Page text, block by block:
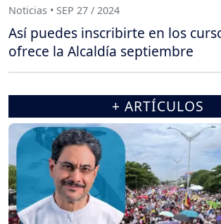
Noticias • SEP 27 / 2024
Así puedes inscribirte en los
ofrece la Alcaldía septiembre
+ ARTÍCULOS